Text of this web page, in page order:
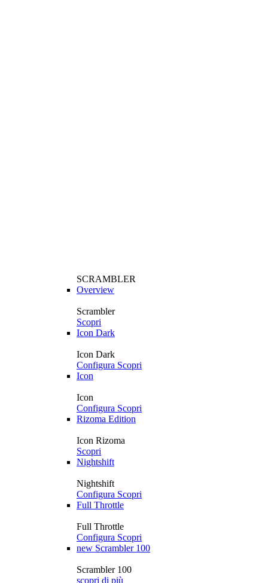
SCRAMBLER
Overview
Scrambler
Scopri
Icon Dark
Icon Dark
Configura Scopri
Icon
Icon
Configura Scopri
Rizoma Edition
Icon Rizoma
Scopri
Nightshift
Nightshift
Configura Scopri
Full Throttle
Full Throttle
Configura Scopri
new Scrambler 100
Scrambler 100
scopri di più